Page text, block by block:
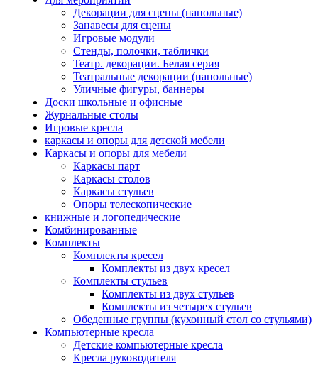
Декорации для сцены (напольные)
Занавесы для сцены
Игровые модули
Стенды, полочки, таблички
Театр. декорации. Белая серия
Театральные декорации (напольные)
Уличные фигуры, баннеры
Доски школьные и офисные
Журнальные столы
Игровые кресла
каркасы и опоры для детской мебели
Каркасы и опоры для мебели
Каркасы парт
Каркасы столов
Каркасы стульев
Опоры телескопические
книжные и логопедические
Комбинированные
Комплекты
Комплекты кресел
Комплекты из двух кресел
Комплекты стульев
Комплекты из двух стульев
Комплекты из четырех стульев
Обеденные группы (кухонный стол со стульями)
Компьютерные кресла
Детские компьютерные кресла
Кресла руководителя